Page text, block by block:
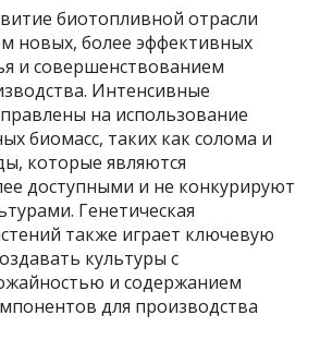
биотопливной отрасли
новых, более эффективных
и совершенствованием
Интенсивные
на использование
биомасс, таких как солома и
которые являются
доступными и не конкурируют
Генетическая
также играет ключевую
культуры с
и содержанием
для производства